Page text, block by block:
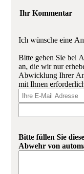
Ihr Kommentar
Ich wünsche eine
Bitte geben Sie bei
an, die wir nur
Abwicklung Ihrer
mit Ihnen
Bitte füllen Sie
Abwehr von